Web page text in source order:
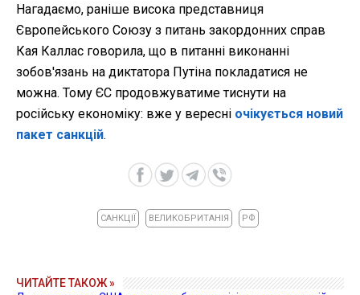
Нагадаємо, раніше висока представниця
Європейського Союзу з питань закордонних справ
Кая Каллас говорила, що в питанні виконанні
зобов'язань на диктатора Путіна покладатися не
можна. Тому ЄС продовжуватиме тиснути на
російську економіку: вже у вересні очікується новий
пакет санкцій.
САНКЦІЇ ВЕЛИКОБРИТАНІЯ РФ
ЧИТАЙТЕ ТАКОЖ »